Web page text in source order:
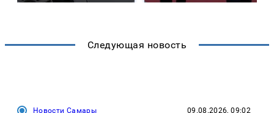
Следующая новость
Новости Самары 09.08.2026, 09:02